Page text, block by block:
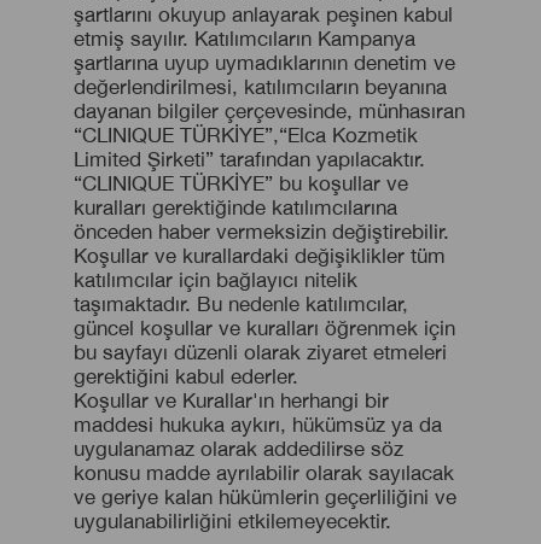
şartlarını okuyup anlayarak peşinen kabul
etmiş sayılır. Katılımcıların Kampanya
şartlarına uyup uymadıklarının denetim ve
değerlendirilmesi, katılımcıların beyanına
dayanan bilgiler çerçevesinde, münhasıran
“CLINIQUE TÜRKİYE”,“Elca Kozmetik
Limited Şirketi” tarafından yapılacaktır.
“CLINIQUE TÜRKİYE” bu koşullar ve
kuralları gerektiğinde katılımcılarına
önceden haber vermeksizin değiştirebilir.
Koşullar ve kurallardaki değişiklikler tüm
katılımcılar için bağlayıcı nitelik
taşımaktadır. Bu nedenle katılımcılar,
güncel koşullar ve kuralları öğrenmek için
bu sayfayı düzenli olarak ziyaret etmeleri
gerektiğini kabul ederler.
Koşullar ve Kurallar'ın herhangi bir
maddesi hukuka aykırı, hükümsüz ya da
uygulanamaz olarak addedilirse söz
konusu madde ayrılabilir olarak sayılacak
ve geriye kalan hükümlerin geçerliliğini ve
uygulanabilirliğini etkilemeyecektir.